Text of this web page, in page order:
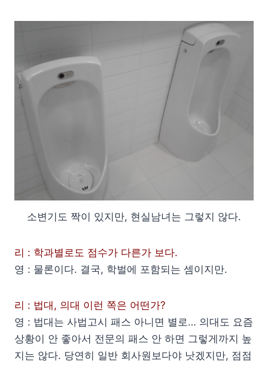
소변기도 짝이 있지만, 현실남녀는 그렇지 않다.
리 : 학과별로도 점수가 다른가 보다.
영 : 물론이다. 결국, 학벌에 포함되는 셈이지만.
리 : 법대, 의대 이런 쪽은 어떤가?
영 : 법대는 사법고시 패스 아니면 별로… 의대도 요즘
상황이 안 좋아서 전문의 패스 안 하면 그렇게까지 높
지는 않다. 당연히 일반 회사원보다야 낫겠지만, 점점